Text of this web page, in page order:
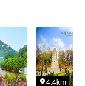
4.4km